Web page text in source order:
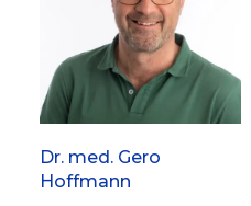
Dr. med. Gero
Hoffmann